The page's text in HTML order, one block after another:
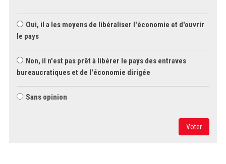
Oui, il a les moyens de libéraliser l'économie et d'ouvrir
le pays
Non, il n'est pas prêt à libérer le pays des entraves
bureaucratiques et de l'économie dirigée
Sans opinion
Voter